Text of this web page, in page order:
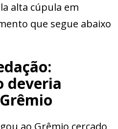
alta cúpula em
que segue abaixo
deveria